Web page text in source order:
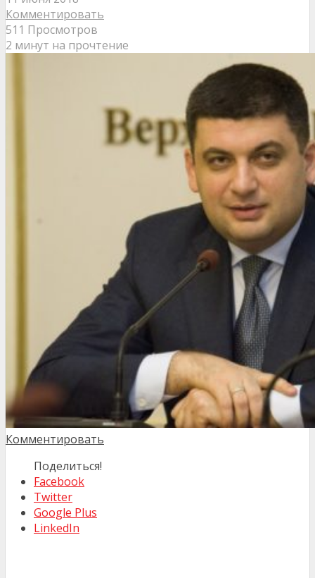
Комментировать
511 Просмотров
2 минут на прочтение
Комментировать
Поделиться!
Facebook
Twitter
Google Plus
LinkedIn